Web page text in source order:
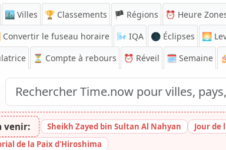
🏙️ Villes 🏆 Classements 🏴 Régions ⏰ Heure
Convertir le fuseau horaire 🌬️ IQA 🌑 Éclipses 🌅
⏳ Compte à rebours ⏰ Réveil 🗓️ Semaine
venir: Sheikh Zayed bin Sultan Al Nahyan Jour de
de la Paix d'Hiroshima